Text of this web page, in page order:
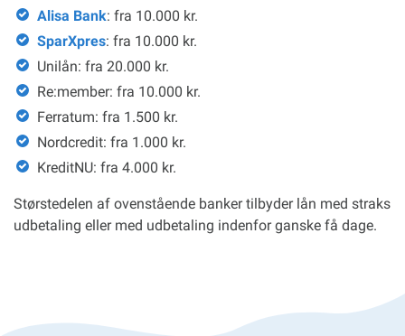
Alisa Bank: fra 10.000 kr.
SparXpres: fra 10.000 kr.
Unilån: fra 20.000 kr.
Re:member: fra 10.000 kr.
Ferratum: fra 1.500 kr.
Nordcredit: fra 1.000 kr.
KreditNU: fra 4.000 kr.
Størstedelen af ovenstående banker tilbyder lån med straks
udbetaling eller med udbetaling indenfor ganske få dage.